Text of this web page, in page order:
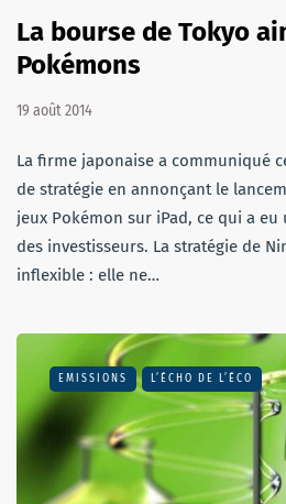
La bourse de Tokyo
Pokémons
19 août 2014
La firme japonaise a communiqué
de stratégie en annonçant le
jeux Pokémon sur iPad, ce qui a
des investisseurs. La stratégie de
inflexible : elle ne…
EMISSIONS L’ÉCHO DE L’ÉCO